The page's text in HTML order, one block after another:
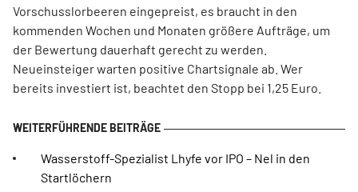
Vorschusslorbeeren eingepreist, es braucht in den
kommenden Wochen und Monaten größere Aufträge, um
der Bewertung dauerhaft gerecht zu werden.
Neueinsteiger warten positive Chartsignale ab. Wer
bereits investiert ist, beachtet den Stopp bei 1,25 Euro.
Wasserstoff-Spezialist Lhyfe vor IPO – Nel in den
Startlöchern